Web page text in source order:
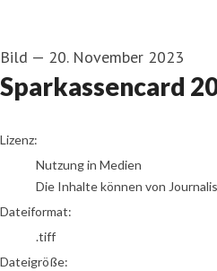
Bild — 20. November 2023
Sparkassencard
go to media item
Lizenz:
Nutzung in Medien
Die Inhalte können von
Dateiformat:
.tiff
Dateigröße: